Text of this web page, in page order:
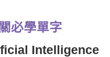
必學單字
Intelligence